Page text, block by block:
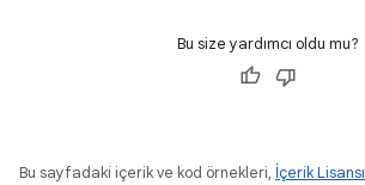
Bu size yardımcı oldu mu?
Bu sayfadaki içerik ve kod örnekleri, İçerik Lisansı